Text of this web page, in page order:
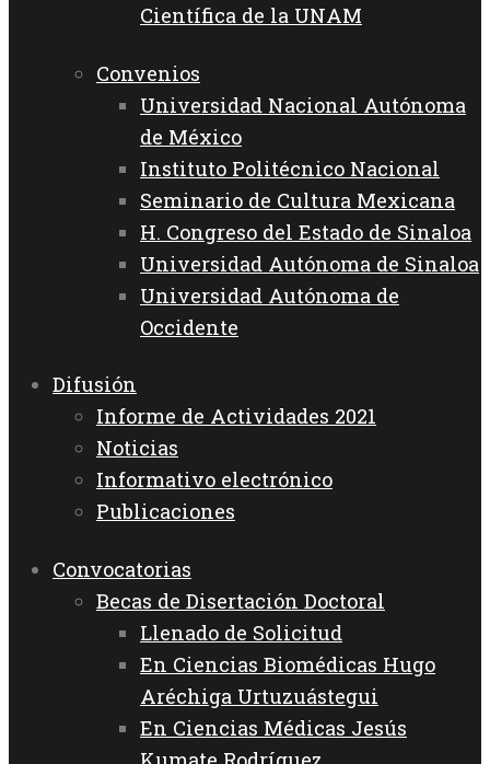
Científica de la UNAM
Convenios
Universidad Nacional Autónoma
de México
Instituto Politécnico Nacional
Seminario de Cultura Mexicana
H. Congreso del Estado de Sinaloa
Universidad Autónoma de Sinaloa
Universidad Autónoma de
Occidente
Difusión
Informe de Actividades 2021
Noticias
Informativo electrónico
Publicaciones
Convocatorias
Becas de Disertación Doctoral
Llenado de Solicitud
En Ciencias Biomédicas Hugo
Aréchiga Urtuzuástegui
En Ciencias Médicas Jesús